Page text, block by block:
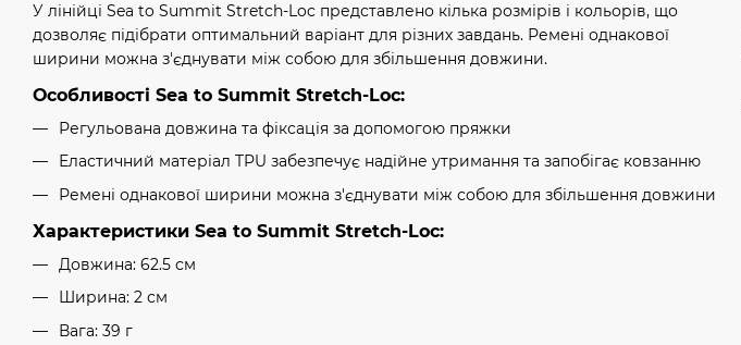
У лінійці Sea to Summit Stretch-Loc представлено кілька розмірів і кольорів, що
дозволяє підібрати оптимальний варіант для різних завдань. Ремені однакової
ширини можна з'єднувати між собою для збільшення довжини.
Особливості Sea to Summit Stretch-Loc:
Регульована довжина та фіксація за допомогою пряжки
Еластичний матеріал TPU забезпечує надійне утримання та запобігає ковзанню
Ремені однакової ширини можна з'єднувати між собою для збільшення довжини
Характеристики Sea to Summit Stretch-Loc:
Довжина: 62.5 см
Ширина: 2 см
Вага: 39 г